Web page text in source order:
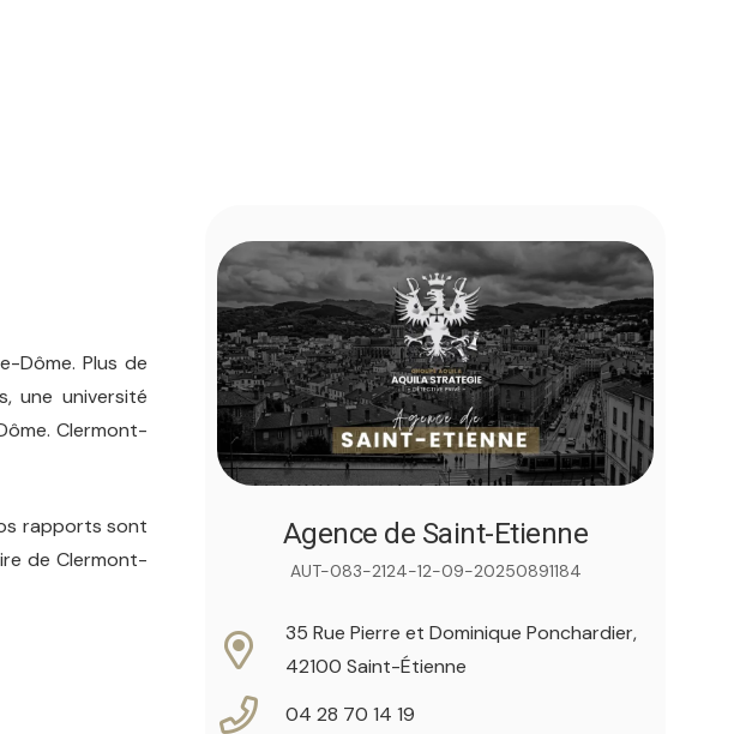
Dôme. Plus de
une université
Clermont-
rapports sont
de Clermont-
Agence de Saint-Etienne
AUT-083-2124-12-09-20250891184
35 Rue Pierre et Dominique Ponchardier,
42100 Saint-Étienne
04 28 70 14 19